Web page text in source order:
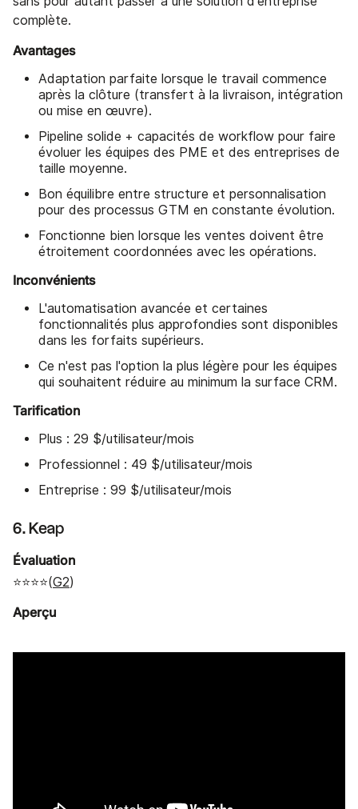
complète.
Avantages
Adaptation parfaite lorsque le travail commence
après la clôture (transfert à la livraison, intégration
ou mise en œuvre).
Pipeline solide + capacités de workflow pour faire
évoluer les équipes des PME et des entreprises de
taille moyenne.
Bon équilibre entre structure et personnalisation
pour des processus GTM en constante évolution.
Fonctionne bien lorsque les ventes doivent être
étroitement coordonnées avec les opérations.
Inconvénients
L'automatisation avancée et certaines
fonctionnalités plus approfondies sont disponibles
dans les forfaits supérieurs.
Ce n'est pas l'option la plus légère pour les équipes
qui souhaitent réduire au minimum la surface CRM.
Tarification
Plus : 29 $/utilisateur/mois
Professionnel : 49 $/utilisateur/mois
Entreprise : 99 $/utilisateur/mois
6. Keap
Évaluation
⭐⭐⭐⭐(G2)
Aperçu